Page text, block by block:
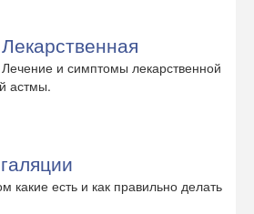
Лекарственная
Лечение и симптомы лекарственной
астмы.
какие есть и как правильно делать